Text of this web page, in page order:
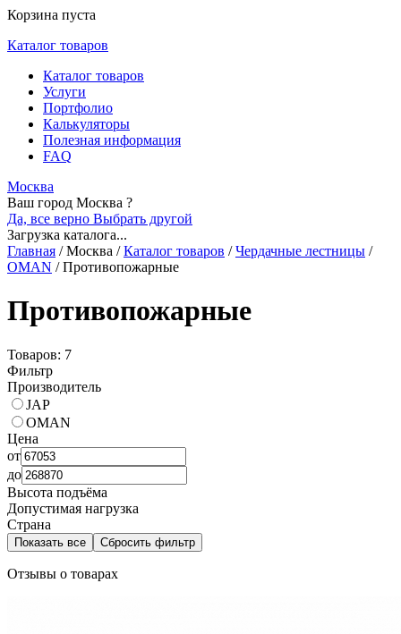
Корзина пуста
Каталог товаров
Каталог товаров
Услуги
Портфолио
Калькуляторы
Полезная информация
FAQ
Москва
Ваш город Москва ?
Да, все верно Выбрать другой
Загрузка каталога...
Главная /Москва / Каталог товаров / Чердачные лестницы /
OMAN /Противопожарные
Противопожарные
Товаров: 7
Фильтр
Производитель
JAP
OMAN
Цена
от
до
Высота подъёма
Допустимая нагрузка
Страна
Показать все Сбросить фильтр
Отзывы о товарах